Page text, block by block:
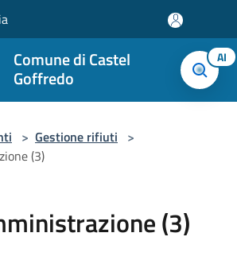
Comune di Castel
Goffredo
AI
> Gestione rifiuti >
(3)
(3)